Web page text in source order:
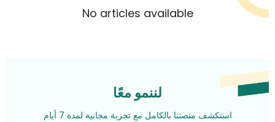
No articles available
لننمو معًا
استكشف منصتنا بالكامل مع تجربة مجانية لمدة 7 أيام